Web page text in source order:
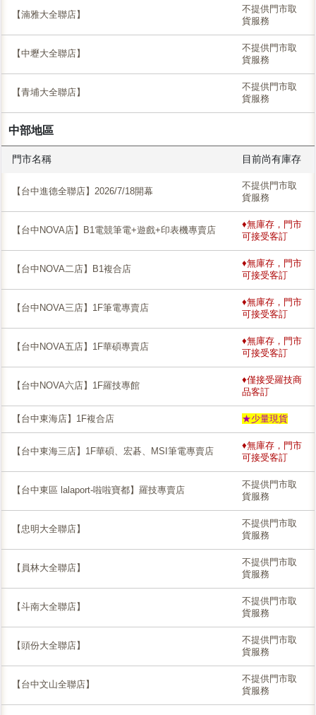
【湳雅大全聯店】
不提供門市取
貨服務
【中壢大全聯店】
不提供門市取
貨服務
【青埔大全聯店】
不提供門市取
貨服務
中部地區
門市名稱 目前尚有庫存
【台中進德全聯店】2026/7/18開幕
不提供門市取
貨服務
【台中NOVA店】B1電競筆電+遊戲+印表機專賣店
♦無庫存，門市
可接受客訂
【台中NOVA二店】B1複合店
♦無庫存，門市
可接受客訂
【台中NOVA三店】1F筆電專賣店
♦無庫存，門市
可接受客訂
【台中NOVA五店】1F華碩專賣店
♦無庫存，門市
可接受客訂
【台中NOVA六店】1F羅技專館
♦僅接受羅技商
品客訂
【台中東海店】1F複合店 ★少量現貨
【台中東海三店】1F華碩、宏碁、MSI筆電專賣店
♦無庫存，門市
可接受客訂
【台中東區 lalaport-啦啦寶都】羅技專賣店
不提供門市取
貨服務
【忠明大全聯店】
不提供門市取
貨服務
【員林大全聯店】
不提供門市取
貨服務
【斗南大全聯店】
不提供門市取
貨服務
【頭份大全聯店】
不提供門市取
貨服務
【台中文山全聯店】
不提供門市取
貨服務